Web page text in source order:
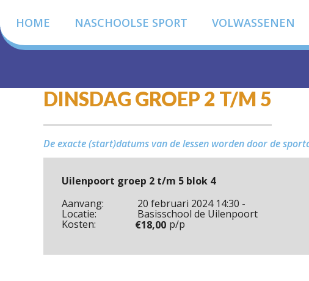
HOME NASCHOOLSE SPORT VOLWASSENEN
DINSDAG GROEP 2 T/M 5
De exacte (start)datums van de lessen worden door de
Uilenpoort groep 2 t/m 5 blok 4
Aanvang:
20 februari 2024 14:30 -
Locatie: Basisschool de Uilenpoort
Kosten: €18,00 p/p